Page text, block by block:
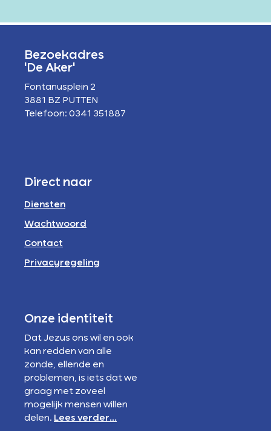
Bezoekadres
'De Aker'
Fontanusplein 2
3881 BZ PUTTEN
Telefoon: 0341 351887
Direct naar
Diensten
Wachtwoord
Contact
Privacyregeling
Onze identiteit
Dat Jezus ons wil en ook
kan redden van alle
zonde, ellende en
problemen, is iets dat we
graag met zoveel
mogelijk mensen willen
delen. Lees verder...